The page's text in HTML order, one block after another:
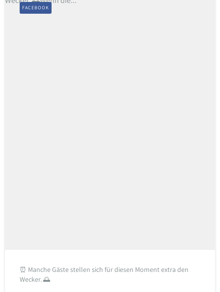
⏰ Manche Gäste stellen sich für diesen Moment extra den
Wecker. 🌅
FACEBOOK